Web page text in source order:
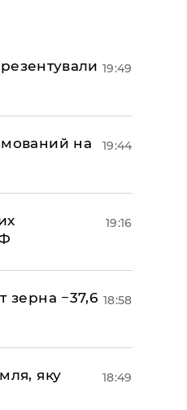
19:49
на
19:44
19:16
зерна −37,6 18:58
яку
18:49